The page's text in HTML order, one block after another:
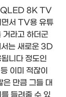
QLED 8K TV
면서 TV용 유튜
라고 하더군
는 새로운 3D
니다 정도인
이미 적잖이
은 만큼 그들 대
들려줄 수 있